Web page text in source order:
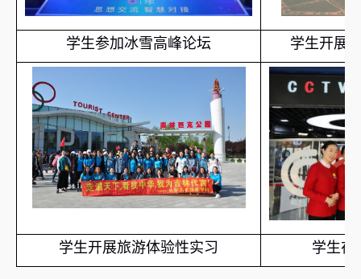
学生参加冰雪高峰论坛 学生开展
学生开展旅游体验性实习 学生在